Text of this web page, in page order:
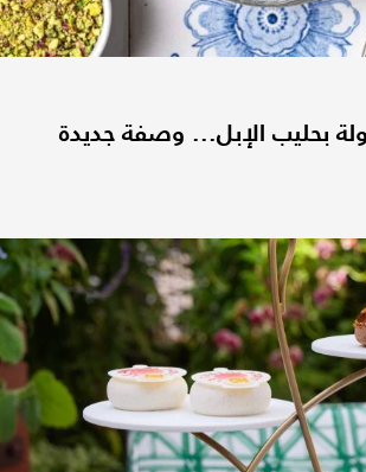
بحليب الإبل... وصفة جديدة